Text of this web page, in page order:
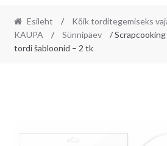
Esileht /
Kõik torditegemiseks
KAUPA
/ Sünnipäev
/
tordi šabloonid – 2 tk